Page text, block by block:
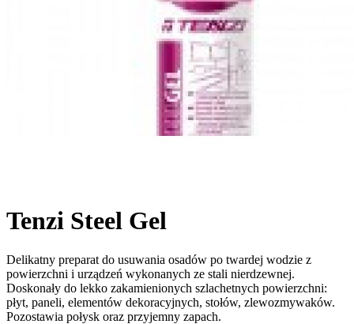
Tenzi Steel Gel
Delikatny preparat do usuwania osadów po twardej wodzie z
powierzchni i urządzeń wykonanych ze stali nierdzewnej.
Doskonały do lekko zakamienionych szlachetnych powierzchni:
płyt, paneli, elementów dekoracyjnych, stołów, zlewozmywaków.
Pozostawia połysk oraz przyjemny zapach.